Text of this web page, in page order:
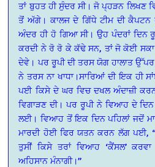
ਤਾਂ ਬੁਹਤ ਹੀ ਸੁੰਦਰ ਸੀ। ਜੋ ਪ੍ਹੜਨ ਲਿਖਣ
ਤੋਂ ਅੱਗੇ। ਕਾਲਜ ਦੇ ਗਿੱਧੇ ਟੀਮ ਦੀ
ਅੰਦਰ ਹੀ ਹੋ ਗਿਆ ਸੀ। ਉਹ ਪੰਦਰਾਂ ਦਿਨ
ਕਰਦੀ ਨੇ ਰੋ ਰੋ ਕੇ ਕੱਢੇ ਸਨ, ਤਾਂ ਜੋ ਕੋਈ
ਦੇਵੇ। ਪਰ ਰੂਪੀ ਦੀ ਤਰਸ ਯੋਗ ਹਾਲਾਤ
ਨੇ ਤਰਸ ਨਾ ਖਾਧਾ।ਸਾਰਿਆਂ ਦੀ ਇਕ ਹੀ
ਪਈ ਕਿਸੇ ਦੇ ਘਰ ਵਿਚ ਦਖਲ ਅੰਦਾਜ਼ੀ
ਵਿਗਾੜਣ ਦੀ। ਪਰ ਰੂਪੀ ਨੇ ਵਿਆਹ ਦੇ
ਲਈ। ਵਿਆਹ ਤੋਂ ਇਕ ਦਿਨ ਪਹਿਲਾਂ ਜਦੋਂ
ਮਾਰਦੀ ਹੋਈ ਫਿਰ ਯਤਨ ਕਰਨ ਲੱਗ ਪਈ,
ਤੁਸੀਂ ਕਿਸੇ ਤਰਾਂ ਵਿਆਹ ‘ਕੈਂਸਲ’
ਅਹਿਸਾਨ ਮੰਨਾਗੀ।”